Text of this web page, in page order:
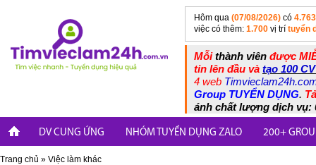
Hôm qua (07/08/2026) có 4.763
việc có thêm: 1.700 vị trí tuyển
Mỗithành viên được
tin lên đầu và tạo 100
4 web
Group TUYỂN DỤNG.
ánh chất lượng dịch vụ:
DV CUNG ỨNG NHÓM TUYỂN DỤNG ZALO 200+
Trang chủ » Việc làm khác